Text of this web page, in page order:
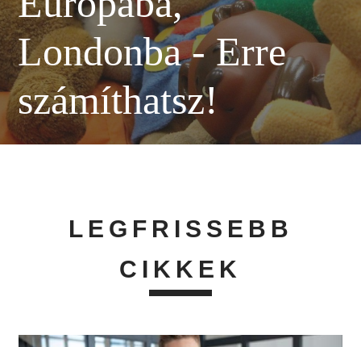
Londonba - Erre
számíthatsz!
LEGFRISSEBB
CIKKEK